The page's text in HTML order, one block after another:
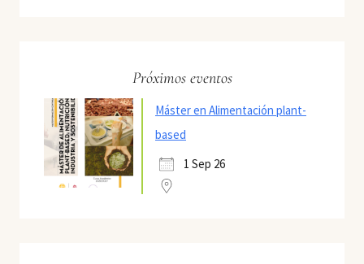
Próximos eventos
Máster en Alimentación plant-
based
1 Sep 26